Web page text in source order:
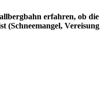
erfahren, ob die
(Schneemangel, Vereisung